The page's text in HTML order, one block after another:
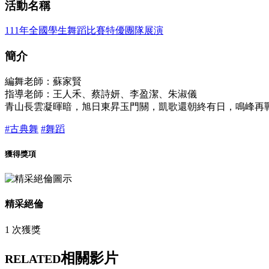
活動名稱
111年全國學生舞蹈比賽特優團隊展演
簡介
編舞老師：蘇家賢
指導老師：王人禾、蔡詩妍、李盈潔、朱淑儀
青山長雲凝暉暗，旭日東昇玉門關，凱歌還朝終有日，鳴峰再
#古典舞 #舞蹈
獲得獎項
精采絕倫
1 次獲獎
RELATED相關影片